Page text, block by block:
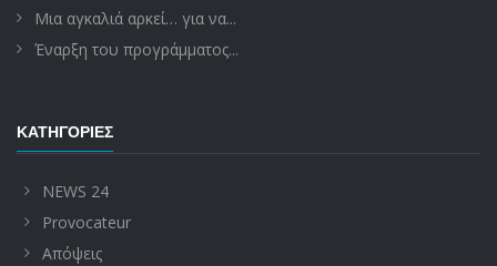
Μια αγκαλιά αρκεί… για να...
Έναρξη του προγράμματος...
ΚΑΤΗΓΟΡΊΕΣ
NEWS 24
Provocateur
Απόψεις